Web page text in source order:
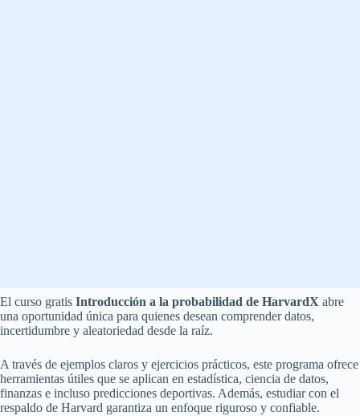
El curso gratis Introducción a la probabilidad de HarvardX abre
una oportunidad única para quienes desean comprender datos,
incertidumbre y aleatoriedad desde la raíz.
A través de ejemplos claros y ejercicios prácticos, este programa ofrece
herramientas útiles que se aplican en estadística, ciencia de datos,
finanzas e incluso predicciones deportivas. Además, estudiar con el
respaldo de Harvard garantiza un enfoque riguroso y confiable.